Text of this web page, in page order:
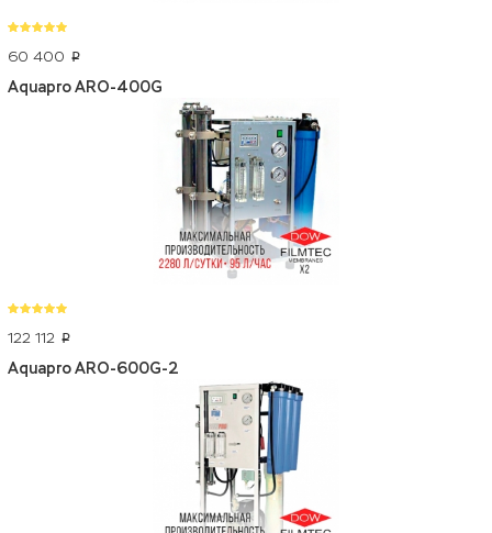
60 400 p
Aquapro ARO-400G
122 112 p
Aquapro ARO-600G-2